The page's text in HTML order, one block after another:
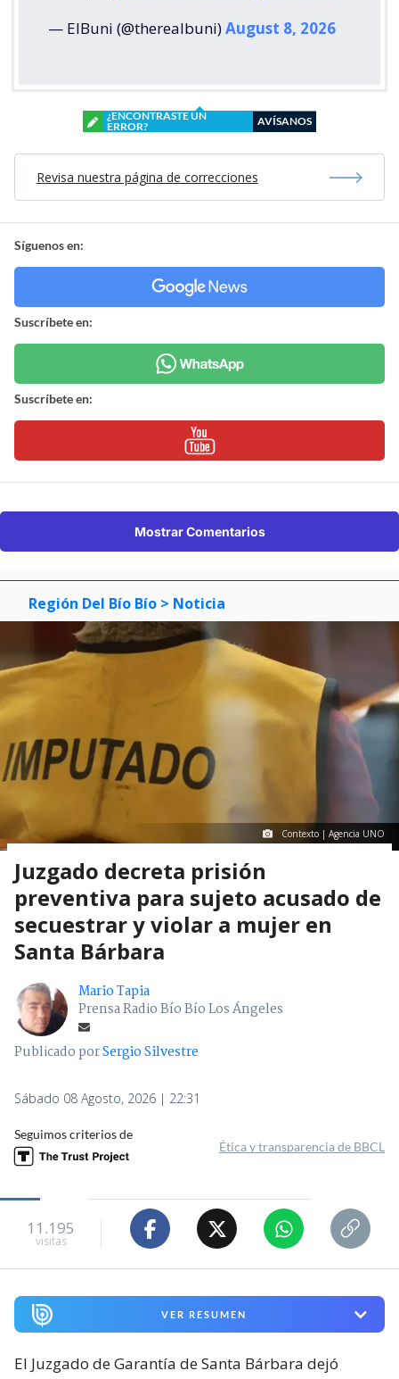
— ElBuni (@therealbuni)August 8, 2026
¿ENCONTRASTE UN
ERROR?
AVÍSANOS
Revisa nuestra página de correcciones
Síguenos en:
Suscríbete en:
Suscríbete en:
Mostrar Comentarios
Región Del Bío Bío > Noticia
Contexto | Agencia UNO
Juzgado decreta prisión
preventiva para sujeto acusado de
secuestrar y violar a mujer en
Santa Bárbara
Mario Tapia
Prensa Radio Bío Bío Los Ángeles
Publicado porSergio Silvestre
Sábado 08 Agosto, 2026 | 22:31
Seguimos criterios de
Ética y transparencia de BBCL
11.195
visitas
VER RESUMEN
El Juzgado de Garantía de Santa Bárbara dejó